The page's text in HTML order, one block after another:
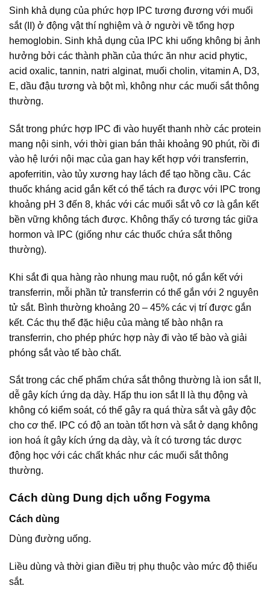
Sinh khả dụng của phức hợp IPC tương đương với muối
sắt (II) ở động vật thí nghiệm và ở người về tổng hợp
hemoglobin. Sinh khả dụng của IPC khi uống không bị ảnh
hưởng bởi các thành phần của thức ăn như acid phytic,
acid oxalic, tannin, natri alginat, muối cholin, vitamin A, D3,
E, dầu đậu tương và bột mì, không như các muối sắt thông
thường.
Sắt trong phức hợp IPC đi vào huyết thanh nhờ các protein
mang nội sinh, với thời gian bán thải khoảng 90 phút, rồi đi
vào hệ lưới nội mạc của gan hay kết hợp với transferrin,
apoferritin, vào tủy xương hay lách để tạo hồng cầu. Các
thuốc kháng acid gắn kết có thể tách ra được với IPC trong
khoảng pH 3 đến 8, khác với các muối sắt vô cơ là gắn kết
bền vững không tách được. Không thấy có tương tác giữa
hormon và IPC (giống như các thuốc chứa sắt thông
thường).
Khi sắt đi qua hàng rào nhung mau ruột, nó gắn kết với
transferrin, mỗi phần tử transferrin có thể gắn với 2 nguyên
tử sắt. Bình thường khoảng 20 – 45% các vị trí được gắn
kết. Các thụ thể đặc hiệu của màng tế bào nhận ra
transferrin, cho phép phức hợp này đi vào tế bào và giải
phóng sắt vào tế bào chất.
Sắt trong các chế phẩm chứa sắt thông thường là ion sắt II,
dễ gây kích ứng dạ dày. Hấp thu ion sắt II là thụ động và
không có kiểm soát, có thể gây ra quá thừa sắt và gây độc
cho cơ thể. IPC có độ an toàn tốt hơn và sắt ở dạng không
ion hoá ít gây kích ứng dạ dày, và ít có tương tác dược
động học với các chất khác như các muối sắt thông
thường.
Cách dùng Dung dịch uống Fogyma
Cách dùng
Dùng đường uống.
Liều dùng và thời gian điều trị phụ thuộc vào mức độ thiếu
sắt.